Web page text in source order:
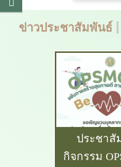
ข่าวประชาสัมพันธ์
ประชาสั
กิจกรรม